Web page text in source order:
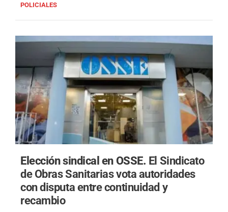
POLICIALES
Elección sindical en OSSE. El Sindicato
de Obras Sanitarias vota autoridades
con disputa entre continuidad y
recambio